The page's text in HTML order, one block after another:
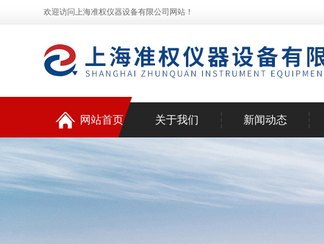
欢迎访问上海准权仪器设备有限公司网站！
网站首页 关于我们 新闻动态